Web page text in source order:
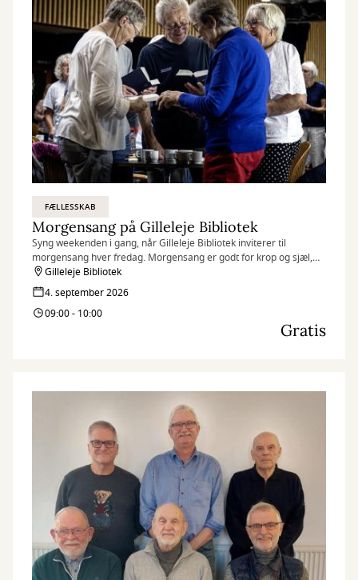
FÆLLESSKAB
Morgensang på Gilleleje Bibliotek
Syng weekenden i gang, når Gilleleje Bibliotek inviterer til
morgensang hver fredag. Morgensang er godt for krop og sjæl,
humøret løftes, og fællesskabet styrkes.
Gilleleje Bibliotek
4. september 2026
09:00 - 10:00
Gratis